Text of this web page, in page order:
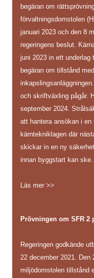
begäran om
förvaltningsdomstolen
januari 2023 och den 8
regeringens beslut.
juni 2023 in ett underlag
begäran om tillstånd
och skriftväxling pågår.
september 2024.
att hantera ansökan i
kärntekniklagen där
skickar in en ny
innan byggstart kan ske.
Läs mer >>
Prövningen om SFR 2
Regeringen godkände
22 december 2021. Den
miljödomstolen tillstånd